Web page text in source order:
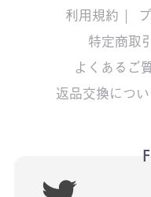
利用規約
特定商取
よくあるご
返品交換につ